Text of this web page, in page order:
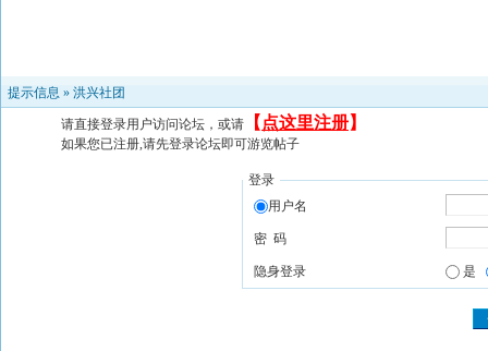
提示信息 » 洪兴社团
请直接登录用户访问论坛，或请 【 点这里注册】
如果您已注册,请先登录论坛即可游览帖子
登录
用户名
密 码
隐身登录 是